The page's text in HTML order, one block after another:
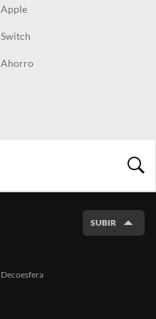
Apple
Switch
Ahorro
SUBIR
Decoesfera